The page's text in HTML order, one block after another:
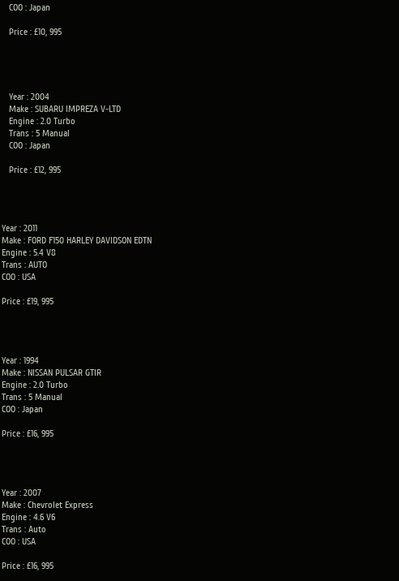
COO : Japan
Price : £10, 995
Year : 2004
Make : SUBARU IMPREZA V-LTD
Engine : 2.0 Turbo
Trans : 5 Manual
COO : Japan
Price : £12, 995
Year : 2011
Make : FORD F150 HARLEY DAVIDSON EDTN
Engine : 5.4 V8
Trans : AUTO
COO : USA
Price : £19, 995
Year : 1994
Make : NISSAN PULSAR GTIR
Engine : 2.0 Turbo
Trans : 5 Manual
COO : Japan
Price : £16, 995
Year : 2007
Make : Chevrolet Express
Engine : 4.6 V6
Trans : Auto
COO : USA
Price : £16, 995